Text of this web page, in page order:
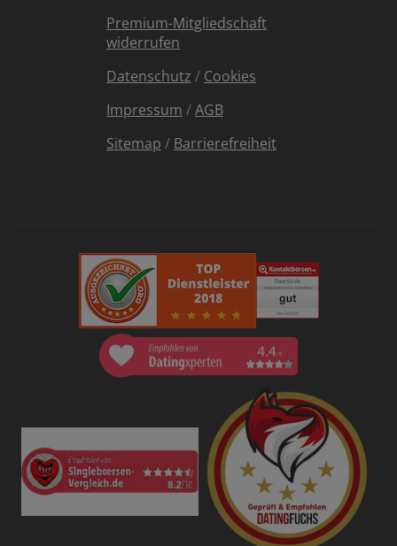
Premium-Mitgliedschaft
widerrufen
Datenschutz / Cookies
Impressum /AGB
Sitemap / Barrierefreiheit